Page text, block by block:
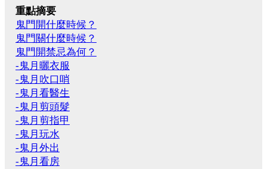
重點摘要
鬼門開什麼時候？
鬼門關什麼時候？
鬼門開禁忌為何？
-鬼月曬衣服
-鬼月吹口哨
-鬼月看醫生
-鬼月剪頭髮
-鬼月剪指甲
-鬼月玩水
-鬼月外出
-鬼月看房